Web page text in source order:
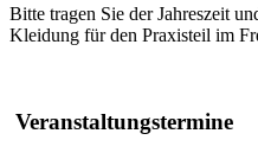
Bitte tragen Sie der Jahreszeit
Kleidung für den Praxisteil im
Veranstaltungstermine